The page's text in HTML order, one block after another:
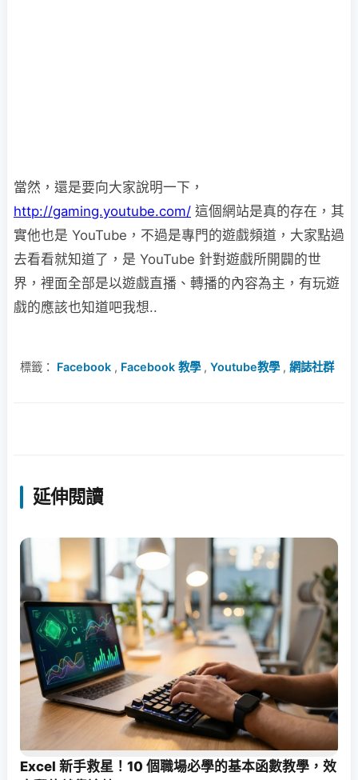
當然，還是要向大家說明一下，
http://gaming.youtube.com/ 這個網站是真的存在，其
實他也是 YouTube，不過是專門的遊戲頻道，大家點過
去看看就知道了，是 YouTube 針對遊戲所開闢的世
界，裡面全部是以遊戲直播、轉播的內容為主，有玩遊
戲的應該也知道吧我想..
標籤： Facebook , Facebook 教學, Youtube教學, 網誌社群
延伸閱讀
Excel 新手救星！10 個職場必學的基本函數教學，效